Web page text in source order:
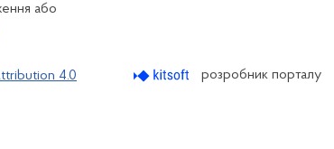
або
4.0
розробник порталу